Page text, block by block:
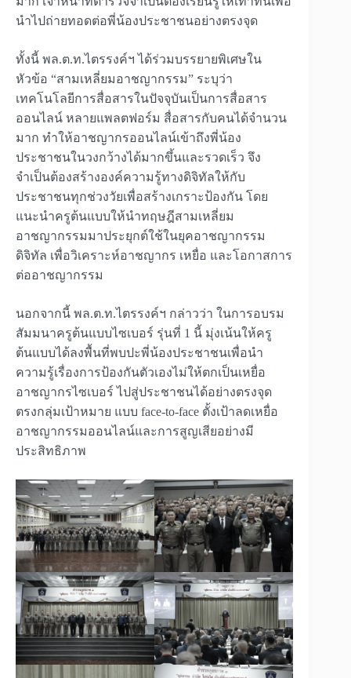
นำไปถ่ายทอดต่อพี่น้องประชาชนอย่างตรงจุด
ทั้งนี้ พล.ต.ท.ไตรรงค์ฯ ได้ร่วมบรรยายพิเศษใน
หัวข้อ “สามเหลี่ยมอาชญากรรม” ระบุว่า
เทคโนโลยีการสื่อสารในปัจจุบันเป็นการสื่อสาร
ออนไลน์ หลายแพลตฟอร์ม สื่อสารกับคนได้จำนวน
มาก ทำให้อาชญากรออนไลน์เข้าถึงพี่น้อง
ประชาชนในวงกว้างได้มากขึ้นและรวดเร็ว จึง
จำเป็นต้องสร้างองค์ความรู้ทางดิจิทัลให้กับ
ประชาชนทุกช่วงวัยเพื่อสร้างเกราะป้องกัน โดย
แนะนำครูต้นแบบให้นำทฤษฎีสามเหลี่ยม
อาชญากรรมมาประยุกต์ใช้ในยุคอาชญากรรม
ดิจิทัล เพื่อวิเคราะห์อาชญากร เหยื่อ และโอกาสการ
ต่ออาชญากรรม
นอกจากนี้ พล.ต.ท.ไตรรงค์ฯ กล่าวว่า ในการอบรม
สัมมนาครูต้นแบบไซเบอร์ รุ่นที่ 1 นี้ มุ่งเน้นให้ครู
ต้นแบบได้ลงพื้นที่พบปะพี่น้องประชาชนเพื่อนำ
ความรู้เรื่องการป้องกันตัวเองไม่ให้ตกเป็นเหยื่อ
อาชญากรไซเบอร์ ไปสู่ประชาชนได้อย่างตรงจุด
ตรงกลุ่มเป้าหมาย แบบ face-to-face ตั้งเป้าลดเหยื่อ
อาชญากรรมออนไลน์และการสูญเสียอย่างมี
ประสิทธิภาพ